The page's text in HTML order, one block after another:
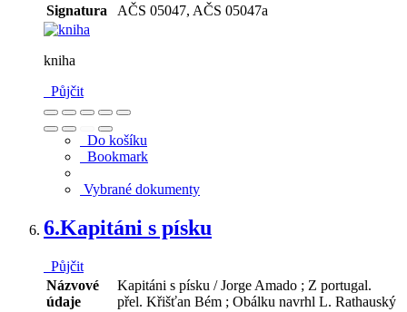
Signatura
AČS 05047, AČS 05047a
kniha
Půjčit
Do košíku
Bookmark
Vybrané dokumenty
6.Kapitáni s písku
Půjčit
Názvové
údaje
Kapitáni s písku / Jorge Amado ; Z portugal.
přel. Křišťan Bém ; Obálku navrhl L. Rathauský